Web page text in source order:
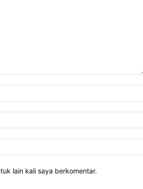
lain kali saya berkomentar.